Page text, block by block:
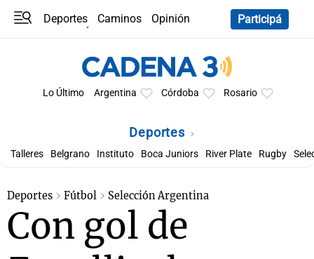
Deportes Caminos
Opinión
Participá
Lo Último Argentina Córdoba Rosario
Deportes
Talleres Belgrano Instituto Boca Juniors River Plate Rugby
Deportes Fútbol Selección Argentina
Con gol de